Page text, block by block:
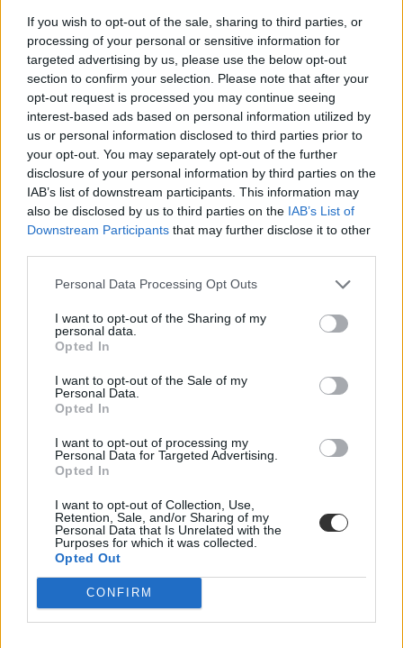
If you wish to opt-out of the sale, sharing to third parties, or
processing of your personal or sensitive information for
targeted advertising by us, please use the below opt-out
section to confirm your selection. Please note that after your
opt-out request is processed you may continue seeing
interest-based ads based on personal information utilized by
us or personal information disclosed to third parties prior to
your opt-out. You may separately opt-out of the further
disclosure of your personal information by third parties on the
IAB’s list of downstream participants. This information may
also be disclosed by us to third parties on the IAB’s List of
Downstream Participants that may further disclose it to other
Personal Data Processing Opt Outs
I want to opt-out of the Sharing of my
personal data.
Opted In
I want to opt-out of the Sale of my
Personal Data.
Opted In
I want to opt-out of processing my
Personal Data for Targeted Advertising.
Opted In
I want to opt-out of Collection, Use,
Retention, Sale, and/or Sharing of my
Personal Data that Is Unrelated with the
Purposes for which it was collected.
Opted Out
CONFIRM
Mesterséges intelligencia
zeneletöltés
zene
Youtube csatorna
MI
ChatGPT